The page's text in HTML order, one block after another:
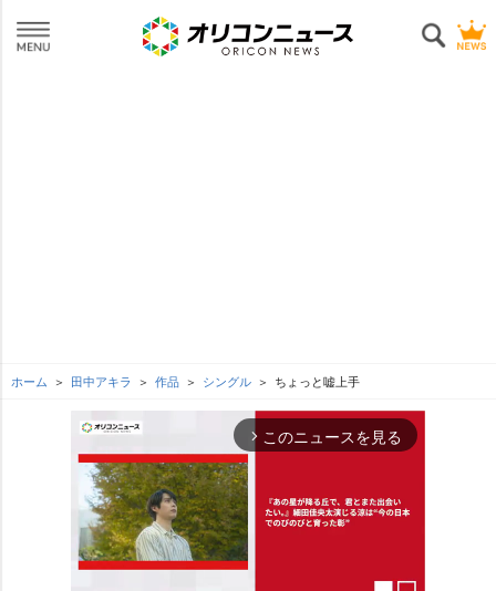
ホーム 田中アキラ 作品 シングル ちょっと嘘上手
arrow_forward_ios このニュースを見る